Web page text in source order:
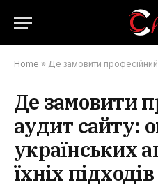
Home » Де замовити професійний аудит сайту:
Де замовити
аудит сайту:
українських
їхніх підходів